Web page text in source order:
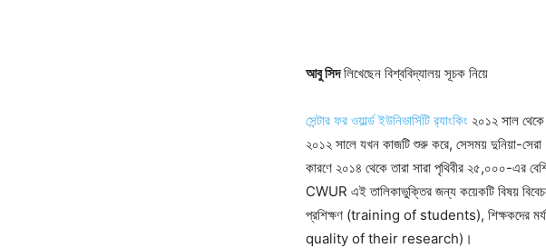
আবু সিদলিখেছেন বিশ্ববিদ্যালয় সূচক নিয়ে
সেন্টার ফর ওয়ার্ল্ড ইউনিভার্সিটি র‍্যাংকিং ২০১২ সাল থেকে
২০১২ সালে যখন কাজটি শুরু করে, সেসময় দুনিয়া-সেরা
কারণে ২০১৪ থেকে তারা সারা পৃথিবীর ২৫,০০০-এর
CWUR এই তালিকাভুক্তির জন্য কয়েকটি বিষয়
প্রশিক্ষণ (training of students), শিক্ষকদের
quality of their research)।